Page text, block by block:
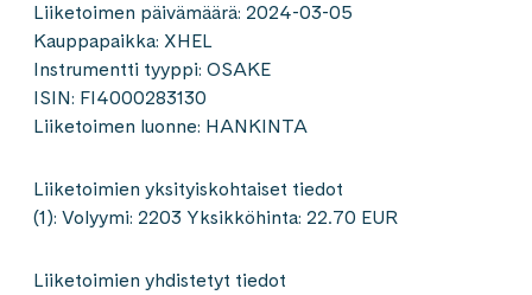
Liiketoimen päivämäärä: 2024-03-05
Kauppapaikka: XHEL
Instrumentti tyyppi: OSAKE
ISIN: FI4000283130
Liiketoimen luonne: HANKINTA
Liiketoimien yksityiskohtaiset tiedot
(1): Volyymi: 2203 Yksikköhinta: 22.70 EUR
Liiketoimien yhdistetyt tiedot